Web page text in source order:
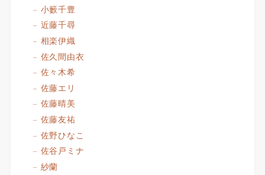
小籔千豊
近藤千尋
相楽伊織
佐久間由衣
佐々木希
佐藤エリ
佐藤晴美
佐藤友祐
佐野ひなこ
佐谷戸ミナ
紗蘭